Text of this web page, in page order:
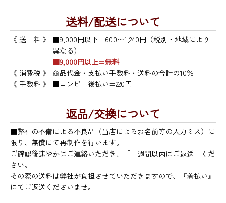
送料/配送について
《 送 料 》
■9,000円以下=600〜1,240円（税別・地域により
異なる）
■9,000円以上=無料
《 消費税 》
商品代金・支払い手数料・送料の合計の10％
《 手数料 》
■コンビニ後払い=220円
返品/交換について
■弊社の不備による不良品（当店によるお名前等の入力ミス）に
限り、無償にて再制作を行います。
ご確認後速やかにご連絡いただき、「一週間以内にご返送」くだ
さい。
その際の送料は弊社が負担させていただきますので、『着払い』
にてご返送くださいませ。